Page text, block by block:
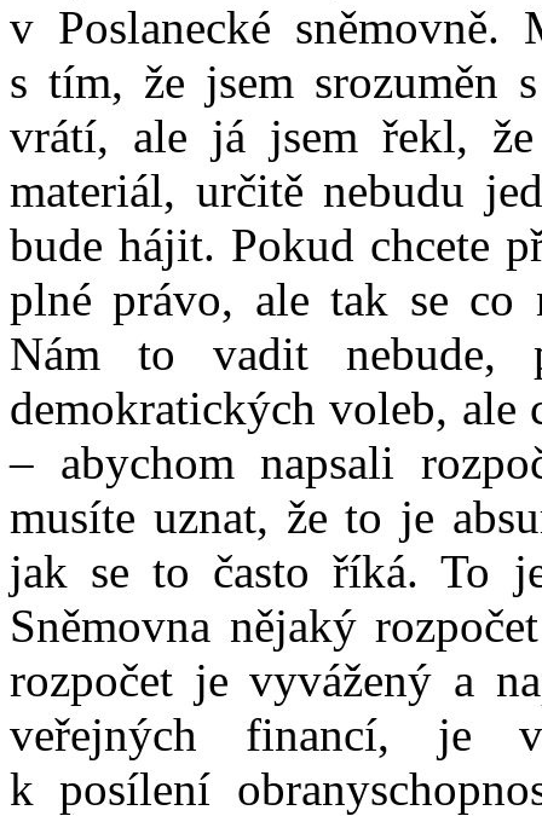
v Poslanecké
s tím, že jsem srozuměn
vrátí, ale já jsem řekl,
materiál, určitě nebudu
bude hájit. Pokud chcete
plné právo, ale tak se co
Nám to vadit nebude,
demokratických voleb, ale
– abychom napsali
musíte uznat, že to je
jak se to často říká. To
Sněmovna nějaký
rozpočet je vyvážený a
veřejných financí, je
k posílení